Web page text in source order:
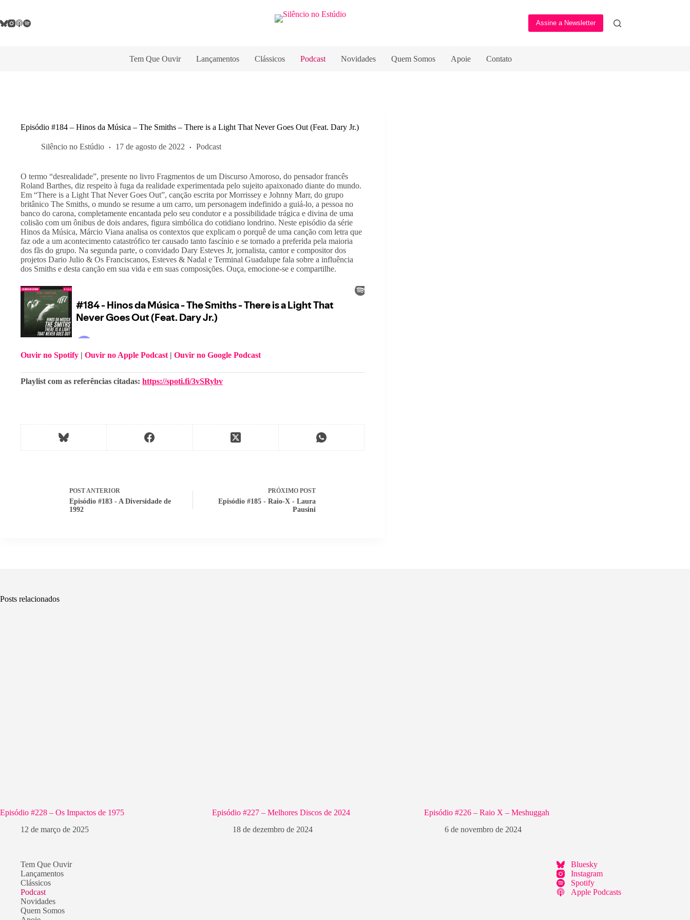
o
Assine a Newsletter
Tem Que Ouvir Lançamentos Clássicos Podcast Novidades Quem Somos Apoie Contato
Episódio #184 – Hinos da Música – The Smiths – There is a Light That Never Goes Out (Feat. Dary Jr.)
Silêncio no Estúdio 17 de agosto de 2022 Podcast
O termo “desrealidade”, presente no livro Fragmentos de um Discurso Amoroso, do pensador francês
Roland Barthes, diz respeito à fuga da realidade experimentada pelo sujeito apaixonado diante do mundo.
Em “There is a Light That Never Goes Out”, canção escrita por Morrissey e Johnny Marr, do grupo
britânico The Smiths, o mundo se resume a um carro, um personagem indefinido a guiá-lo, a pessoa no
banco do carona, completamente encantada pelo seu condutor e a possibilidade trágica e divina de uma
colisão com um ônibus de dois andares, figura simbólica do cotidiano londrino. Neste episódio da série
Hinos da Música, Márcio Viana analisa os contextos que explicam o porquê de uma canção com letra que
faz ode a um acontecimento catastrófico ter causado tanto fascínio e se tornado a preferida pela maioria
dos fãs do grupo. Na segunda parte, o convidado Dary Esteves Jr, jornalista, cantor e compositor dos
projetos Dario Julio & Os Franciscanos, Esteves & Nadal e Terminal Guadalupe fala sobre a influência
dos Smiths e desta canção em sua vida e em suas composições. Ouça, emocione-se e compartilhe.
Ouvir no Spotify | Ouvir no Apple Podcast | Ouvir no Google Podcast
Playlist com as referências citadas: https://spoti.fi/3vSRybv
POST ANTERIOR
Episódio #183 - A Diversidade de
1992
PRÓXIMO POST
Episódio #185 - Raio-X - Laura
Pausini
Posts relacionados
Episódio #228 – Os Impactos de 1975
12 de março de 2025
Episódio #227 – Melhores Discos de 2024
18 de dezembro de 2024
Episódio #226 – Raio X – Meshuggah
6 de novembro de 2024
Tem Que Ouvir
Lançamentos
Clássicos
Podcast
Novidades
Quem Somos
Bluesky
Instagram
Spotify
Apple Podcasts